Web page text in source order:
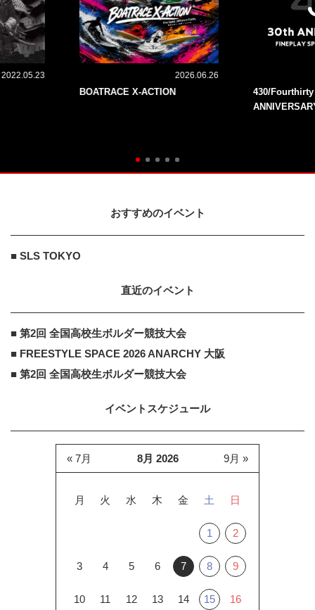
2022.05.23 2026.06.26
BOATRACE X-ACTION
430/
おすすめのイベント
■ SLS TOKYO
直近のイベント
■ 第2回 全国高校生ボルダー競技大会
■ FREESTYLE SPACE 2026 ANARCHY 大阪
■ 第2回 全国高校生ボルダー競技大会
イベントスケジュール
8月 2026
月 火 水 木 金 土 日
1 2
3 4 5 6 7 8 9
10 11 12 13 14 15 16
« 7月 9月 »